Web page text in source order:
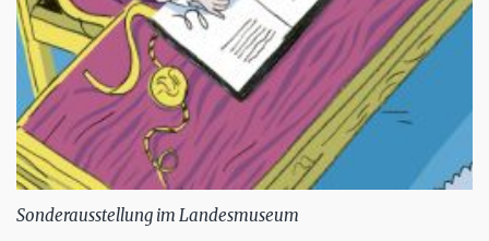
Sonderausstellung im Landesmuseum